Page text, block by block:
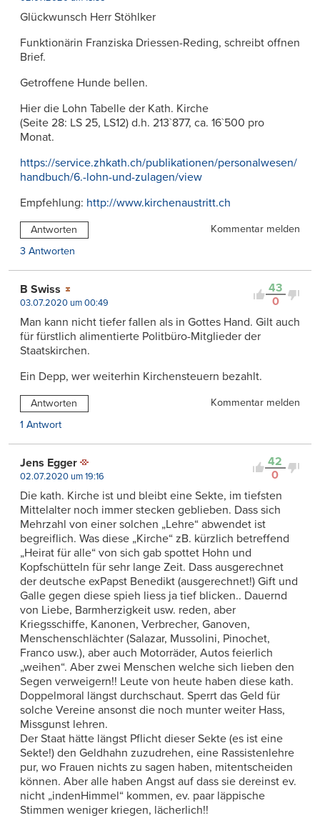
Glückwunsch Herr Stöhlker
Funktionärin Franziska Driessen-Reding, schreibt offnen
Brief.
Getroffene Hunde bellen.
Hier die Lohn Tabelle der Kath. Kirche
(Seite 28: LS 25, LS12) d.h. 213`877, ca. 16`500 pro
Monat.
https://service.zhkath.ch/publikationen/personalwesen/
handbuch/6.-lohn-und-zulagen/view
Empfehlung: http://www.kirchenaustritt.ch
Antworten
Kommentar melden
3 Antworten
43
0
B Swiss
03.07.2020 um 00:49
Man kann nicht tiefer fallen als in Gottes Hand. Gilt auch
für fürstlich alimentierte Politbüro-Mitglieder der
Staatskirchen.
Ein Depp, wer weiterhin Kirchensteuern bezahlt.
Antworten
Kommentar melden
1 Antwort
42
0
Jens Egger
02.07.2020 um 19:16
Die kath. Kirche ist und bleibt eine Sekte, im tiefsten
Mittelalter noch immer stecken geblieben. Dass sich
Mehrzahl von einer solchen „Lehre“ abwendet ist
begreiflich. Was diese „Kirche“ zB. kürzlich betreffend
„Heirat für alle“ von sich gab spottet Hohn und
Kopfschütteln für sehr lange Zeit. Dass ausgerechnet
der deutsche exPapst Benedikt (ausgerechnet!) Gift und
Galle gegen diese spieh liess ja tief blicken.. Dauernd
von Liebe, Barmherzigkeit usw. reden, aber
Kriegsschiffe, Kanonen, Verbrecher, Ganoven,
Menschenschlächter (Salazar, Mussolini, Pinochet,
Franco usw.), aber auch Motorräder, Autos feierlich
„weihen“. Aber zwei Menschen welche sich lieben den
Segen verweigern!! Leute von heute haben diese kath.
Doppelmoral längst durchschaut. Sperrt das Geld für
solche Vereine ansonst die noch munter weiter Hass,
Missgunst lehren.
Der Staat hätte längst Pflicht dieser Sekte (es ist eine
Sekte!) den Geldhahn zuzudrehen, eine Rassistenlehre
pur, wo Frauen nichts zu sagen haben, mitentscheiden
können. Aber alle haben Angst auf dass sie dereinst ev.
nicht „indenHimmel“ kommen, ev. paar läppische
Stimmen weniger kriegen, lächerlich!!